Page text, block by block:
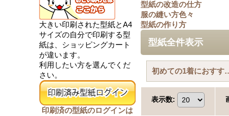
大きい印刷された型紙とA4
サイズの自分で印刷する型
紙は、ショッピングカート
が違います。
利用したい方を選んでくだ
さい。
印刷済の型紙のログインは
型紙の改造の仕方
服の縫い方色々
型紙の作り方
型紙全件表示
初めての1着
表示数: